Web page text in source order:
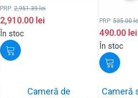
PRP: 2,951.39lei
2,910.00 lei
În stoc
PRP: 535.00
490.00 lei
În stoc
Cameră de
Cameră